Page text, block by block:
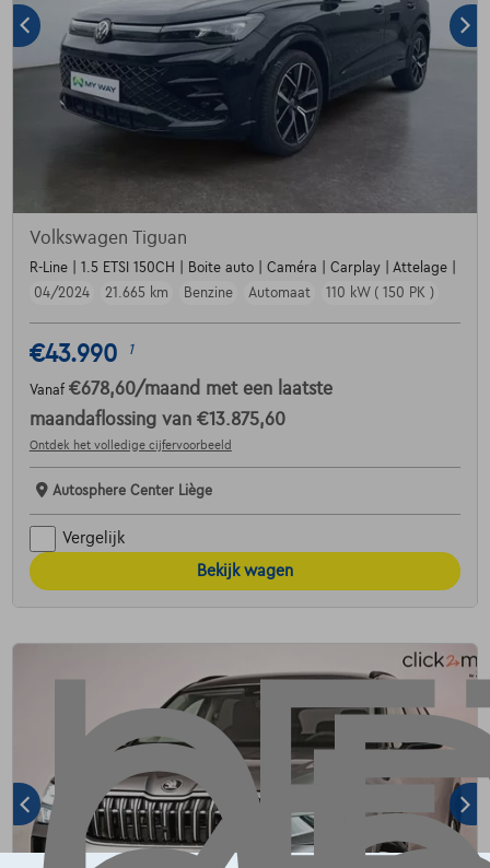
Volkswagen Tiguan
R-Line | 1.5 ETSI 150CH | Boite auto | Caméra | Carplay | Attelage |
04/2024
21.665 km Benzine Automaat 110 kW ( 150 PK )
€43.990 1
Vanaf €678,60/maand met een laatste
maandaflossing van €13.875,60
Ontdek het volledige cijfervoorbeeld
Autosphere Center Liège
Vergelijk
Bekijk wagen